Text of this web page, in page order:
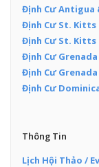
Định Cư Antigua
Định Cư St. Kitts
Định Cư St. Kitts
Định Cư Grenada
Định Cư Grenada
Định Cư
Thông Tin
Lịch Hội Thảo /